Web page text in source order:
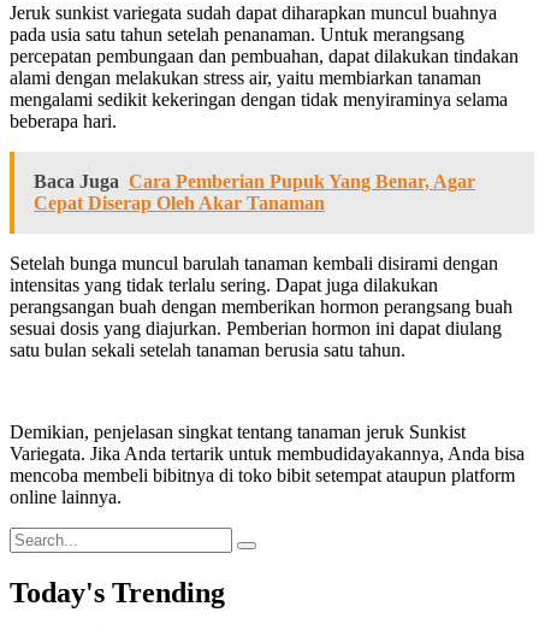
Jeruk sunkist variegata sudah dapat diharapkan muncul buahnya
pada usia satu tahun setelah penanaman. Untuk merangsang
percepatan pembungaan dan pembuahan, dapat dilakukan tindakan
alami dengan melakukan stress air, yaitu membiarkan tanaman
mengalami sedikit kekeringan dengan tidak menyiraminya selama
beberapa hari.
Baca Juga Cara Pemberian Pupuk Yang Benar, Agar
Cepat Diserap Oleh Akar Tanaman
Setelah bunga muncul barulah tanaman kembali disirami dengan
intensitas yang tidak terlalu sering. Dapat juga dilakukan
perangsangan buah dengan memberikan hormon perangsang buah
sesuai dosis yang diajurkan. Pemberian hormon ini dapat diulang
satu bulan sekali setelah tanaman berusia satu tahun.
Demikian, penjelasan singkat tentang tanaman jeruk Sunkist
Variegata. Jika Anda tertarik untuk membudidayakannya, Anda bisa
mencoba membeli bibitnya di toko bibit setempat ataupun platform
online lainnya.
Search
for:
Today's Trending